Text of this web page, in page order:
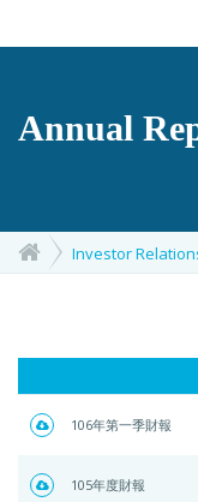
Annual
Investor
106年第一季財報
105年度財報